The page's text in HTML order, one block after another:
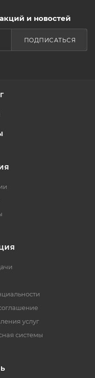
и новостей
ПОДПИСАТЬСЯ
услуг
системы